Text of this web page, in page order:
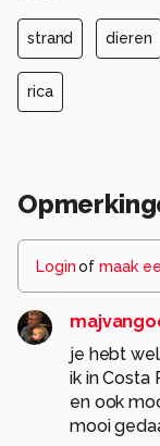
strand dieren
rica
Loginof maak
je hebt
ik in Costa
en ook
mooi